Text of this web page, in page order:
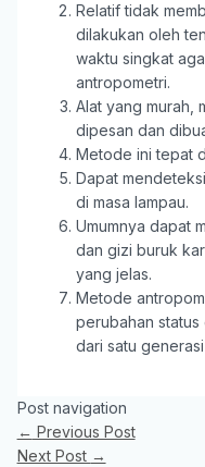
Relatif tidak
dilakukan oleh
waktu singkat
antropometri.
Alat yang murah,
dipesan dan
Metode ini tepat
Dapat
di masa lampau.
Umumnya dapat
dan gizi buruk
yang jelas.
Metode
perubahan
dari satu
Post navigation
← Previous Post
Next Post →